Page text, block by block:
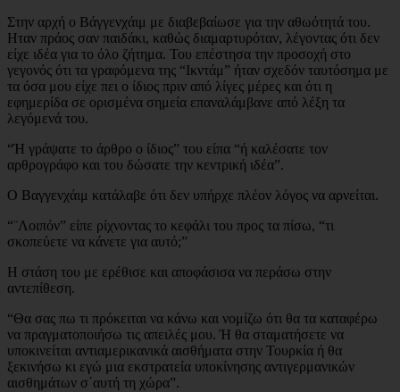
Στην αρχή ο Βάγγενχάιμ με διαβεβαίωσε για την αθωότητά του.
Ηταν πράος σαν παιδάκι, καθώς διαμαρτυρόταν, λέγοντας ότι δεν
είχε ιδέα για το όλο ζήτημα. Του επέστησα την προσοχή στο
γεγονός ότι τα γραφόμενα της “Ικντάμ” ήταν σχεδόν ταυτόσημα με
τα όσα μου είχε πει ο ίδιος πριν από λίγες μέρες και ότι η
εφημερίδα σε ορισμένα σημεία επαναλάμβανε από λέξη τα
λεγόμενά του.
“Ή γράψατε το άρθρο ο ίδιος” του είπα “ή καλέσατε τον
αρθρογράφο και του δώσατε την κεντρική ιδέα”.
Ο Βαγγενχάιμ κατάλαβε ότι δεν υπήρχε πλέον λόγος να αρνείται.
“¨Λοιπόν” είπε ρίχνοντας το κεφάλι του προς τα πίσω, “τι
σκοπεύετε να κάνετε για αυτό;”
Η στάση του με ερέθισε και αποφάσισα να περάσω στην
αντεπίθεση.
“Θα σας πω τι πρόκειται να κάνω και νομίζω ότι θα τα καταφέρω
να πραγματοποιήσω τις απειλές μου. Ή θα σταματήσετε να
υποκινείται αντιαμερικανικά αισθήματα στην Τουρκία ή θα
ξεκινήσω κι εγώ μια εκστρατεία υποκίνησης αντιγερμανικών
αισθημάτων σ΄αυτή τη χώρα”.